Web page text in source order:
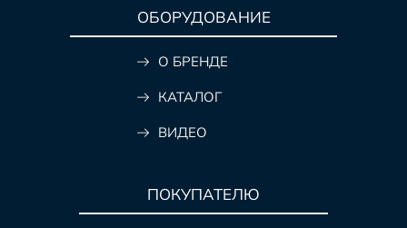
ОБОРУДОВАНИЕ
О БРЕНДЕ
КАТАЛОГ
ВИДЕО
ПОКУПАТЕЛЮ